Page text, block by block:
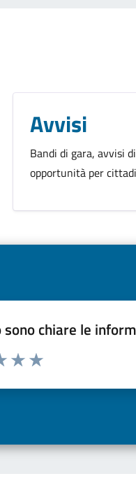
Avvisi
Bandi di gara, avvisi
opportunità per
sono chiare le
stelle la pagina